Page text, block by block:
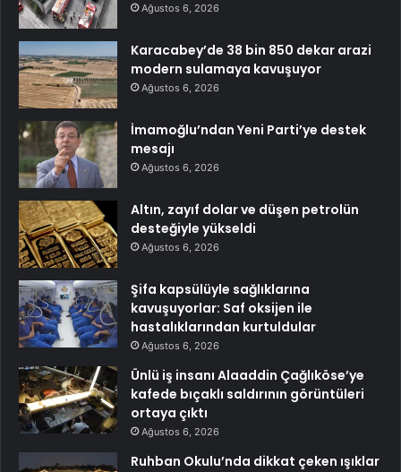
Ağustos 6, 2026
Karacabey’de 38 bin 850 dekar arazi
modern sulamaya kavuşuyor
Ağustos 6, 2026
İmamoğlu’ndan Yeni Parti’ye destek
mesajı
Ağustos 6, 2026
Altın, zayıf dolar ve düşen petrolün
desteğiyle yükseldi
Ağustos 6, 2026
Şifa kapsülüyle sağlıklarına
kavuşuyorlar: Saf oksijen ile
hastalıklarından kurtuldular
Ağustos 6, 2026
Ünlü iş insanı Alaaddin Çağlıköse’ye
kafede bıçaklı saldırının görüntüleri
ortaya çıktı
Ağustos 6, 2026
Ruhban Okulu’nda dikkat çeken ışıklar